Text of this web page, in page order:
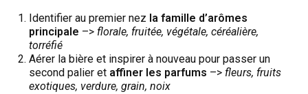
Identifier au premier nez la famille d’arômes
principale –> florale, fruitée, végétale, céréalière,
torréfié
Aérer la bière et inspirer à nouveau pour passer un
second palier et affiner les parfums –> fleurs, fruits
exotiques, verdure, grain, noix